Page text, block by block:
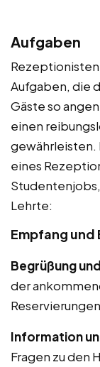
Aufgaben
Aufgaben, die
Gäste so
einen
gewährleisten.
eines
Lehrte:
Empfang und
Begrüßung
der
Information
Fragen zu den